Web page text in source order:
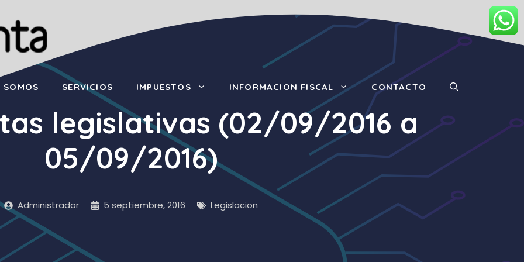
SOMOS SERVICIOS IMPUESTOS INFORMACION FISCAL CONTACTO
legislativas (02/09/2016 a
05/09/2016)
Administrador 5 septiembre, 2016 Legislacion